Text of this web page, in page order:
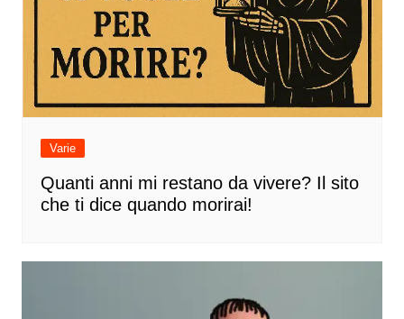
Varie
Quanti anni mi restano da vivere? Il sito
che ti dice quando morirai!